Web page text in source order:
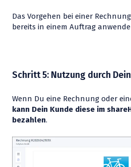
Das Vorgehen bei einer
bereits in einem Auftrag
Schritt 5: Nutzung durch
Wenn Du eine Rechnung oder
kann Dein Kunde diese im
bezahlen.